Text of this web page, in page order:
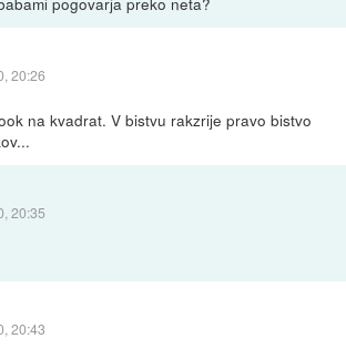
20:26
na kvadrat. V bistvu rakzrije pravo bistvo
20:35
20:43